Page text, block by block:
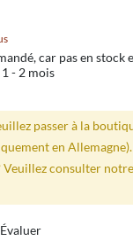
car pas en stock
- 2 mois
passer à la
en
Veuillez consulter notre
Évaluer